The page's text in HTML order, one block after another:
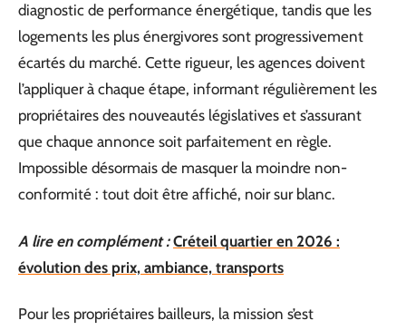
diagnostic de performance énergétique, tandis que les
logements les plus énergivores sont progressivement
écartés du marché. Cette rigueur, les agences doivent
l’appliquer à chaque étape, informant régulièrement les
propriétaires des nouveautés législatives et s’assurant
que chaque annonce soit parfaitement en règle.
Impossible désormais de masquer la moindre non-
conformité : tout doit être affiché, noir sur blanc.
A lire en complément : Créteil quartier en 2026 :
évolution des prix, ambiance, transports
Pour les propriétaires bailleurs, la mission s’est